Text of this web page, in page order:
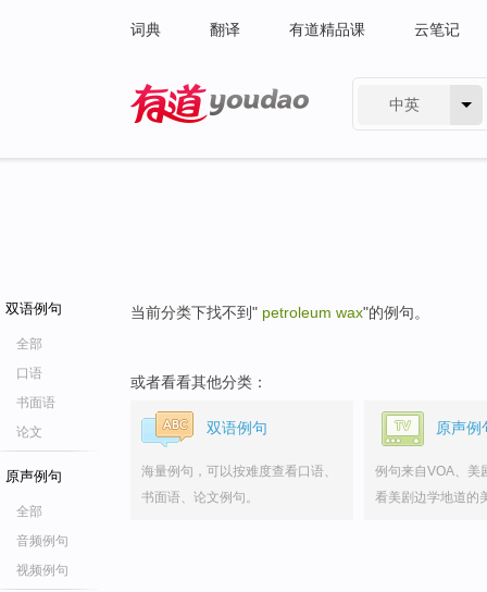
词典 翻译 有道精品课 云笔记
中英
双语例句
全部
口语
书面语
论文
原声例句
全部
音频例句
视频例句
当前分类下找不到" petroleum wax"的例句。
或者看看其他分类：
双语例句
海量例句，可以按难度查看口语、
书面语、论文例句。
原声例
例句来自VOA、美
看美剧边学地道的